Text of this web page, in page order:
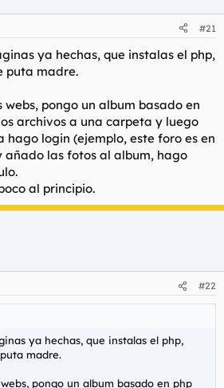
#21
ya hechas, que instalas el php,
puta madre.
webs, pongo un album basado en
archivos a una carpeta y luego
hago login (ejemplo, este foro es en
añado las fotos al album, hago
al principio.
#22
ya hechas, que instalas el php,
madre.
pongo un album basado en php